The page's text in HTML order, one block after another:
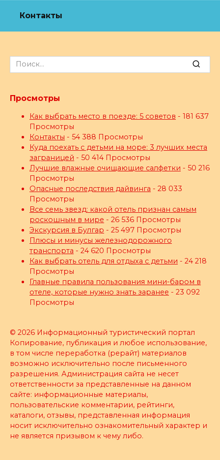
Контакты
Search
for:
Просмотры
Как выбрать место в поезде: 5 советов - 181 637
Просмотры
Контакты - 54 388 Просмотры
Куда поехать с детьми на море: 3 лучших места
заграницей - 50 414 Просмотры
Лучшие влажные очищающие салфетки - 50 216
Просмотры
Опасные последствия дайвинга - 28 033
Просмотры
Все семь звезд: какой отель признан самым
роскошным в мире - 26 536 Просмотры
Экскурсия в Булгар - 25 497 Просмотры
Плюсы и минусы железнодорожного
транспорта - 24 620 Просмотры
Как выбрать отель для отдыха с детьми - 24 218
Просмотры
Главные правила пользования мини-баром в
отеле, которые нужно знать заранее - 23 092
Просмотры
© 2026 Информационный туристический портал
Копирование, публикация и любое использование,
в том числе переработка (рерайт) материалов
возможно исключительно после письменного
разрешения. Администрация сайта не несет
ответственности за представленные на данном
сайте: информационные материалы,
пользовательские комментарии, рейтинги,
каталоги, отзывы, представленная информация
носит исключительно ознакомительный характер и
не является призывом к чему либо.